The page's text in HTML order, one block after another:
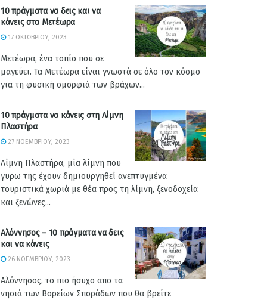
10 πράγματα να δεις και να
κάνεις στα Μετέωρα
17 ΟΚΤΩΒΡΊΟΥ, 2023
Μετέωρα, ένα τοπίο που σε
μαγεύει. Τα Μετέωρα είναι γνωστά σε όλο τον κόσμο
για τη φυσική ομορφιά των βράχων...
10 πράγματα να κάνεις στη Λίμνη
Πλαστήρα
27 ΝΟΕΜΒΡΊΟΥ, 2023
Λίμνη Πλαστήρα, μία λίμνη που
γυρω της έχουν δημιουργηθεί ανεπτυγμένα
τουριστικά χωριά με θέα προς τη λίμνη, ξενοδοχεία
και ξενώνες...
Αλόννησος – 10 πράγματα να δεις
και να κάνεις
26 ΝΟΕΜΒΡΊΟΥ, 2023
Αλόννησος, το πιο ήσυχο απο τα
νησιά των Βορείων Σποράδων που θα βρείτε